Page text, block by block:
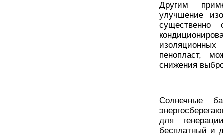
Другим
улучшение
существенно
пенопласт,
снижения
Солнечные
для
бесплатный и